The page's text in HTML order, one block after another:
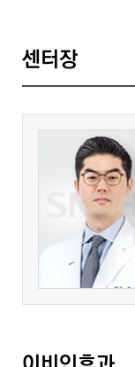
센터장